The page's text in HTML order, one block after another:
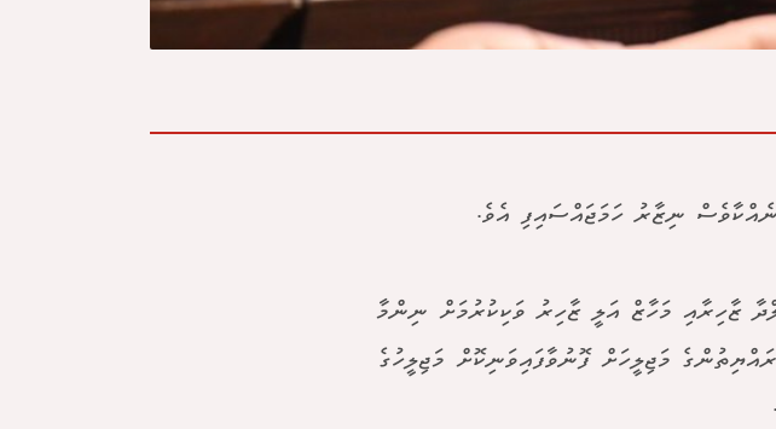
ނިޒާރު ހަމަޖައްސައިފި އެވެ.
ޒާހިރާއި މަހާޒް އަލީ ޒާހިރު ވަކިކުރުމަށް ނިންމާ
މަޖިލީހަށް ފޮނުވާފައިވަނިކޮށް މަޖިލީހުގެ